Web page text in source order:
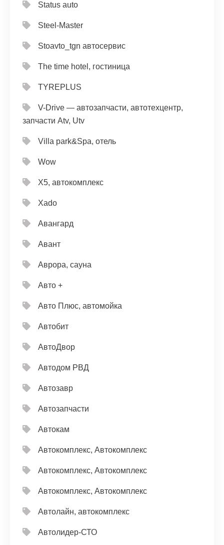
Status auto
Steel-Master
Stoavto_tgn автосервис
The time hotel, гостиница
TYREPLUS
V-Drive — автозапчасти, автотехцентр,
запчасти Atv, Utv
Villa park&Spa, отель
Wow
X5, автокомплекс
Xado
Авангард
Авант
Аврора, сауна
Авто +
Авто Плюс, автомойка
Автобит
АвтоДвор
Автодом РВД
Автозавр
Автозапчасти
Автокам
Автокомплекс, Автокомплекс
Автокомплекс, Автокомплекс
Автокомплекс, Автокомплекс
Автолайн, автокомплекс
Автолидер-СТО